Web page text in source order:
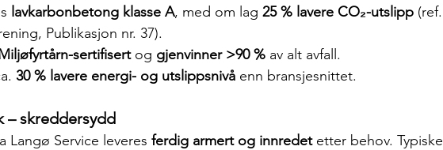
lavkarbonbetong klasse A, med om lag 25 % lavere CO₂-utslipp (ref.
Publikasjon nr. 37).
sertifisert og gjenvinner >90 % av alt avfall.
30 % lavere energi- og utslippsnivå enn bransjesnittet.
– skreddersydd
Langø Service leveres ferdig armert og innredet etter behov. Typiske